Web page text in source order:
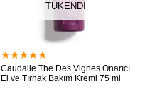
TÜKENDI
★★★★★
Caudalie The Des Vignes Onarıcı
El ve Tırnak Bakım Kremi 75 ml